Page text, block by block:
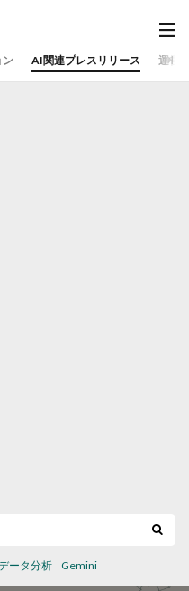
ン AI関連プレスリリース 運営
ータ分析 Gemini